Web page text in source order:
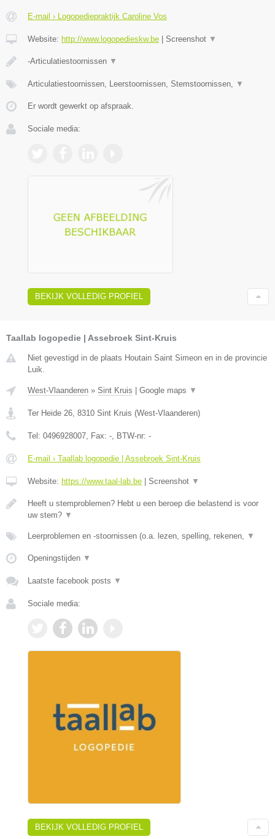
E-mail › Logopediepraktijk Caroline Vos
Website: http://www.logopedieskw.be Screenshot ▼
-Articulatiestoornissen ▼
Articulatiestoornissen, Leerstoornissen, Stemstoornissen, ▼
Er wordt gewerkt op afspraak.
Sociale media:
BEKIJK VOLLEDIG PROFIEL
Taallab logopedie | Assebroek Sint-Kruis
Niet gevestigd in de plaats Houtain Saint Simeon en in de provincie
Luik.
West-Vlaanderen » Sint Kruis | Google maps ▼
Ter Heide 26 8310 Sint Kruis (West-Vlaanderen)
Tel: 0496928007 , Fax: - , BTW-nr: -
E-mail › Taallab logopedie | Assebroek Sint-Kruis
Website: https://www.taal-lab.be | Screenshot ▼
Heeft u stemproblemen? Hebt u een beroep die belastend is voor
uw stem? ▼
Leerproblemen en -stoornissen (o.a. lezen, spelling, rekenen, ▼
Openingstijden ▼
Laatste facebook posts ▼
Sociale media:
BEKIJK VOLLEDIG PROFIEL